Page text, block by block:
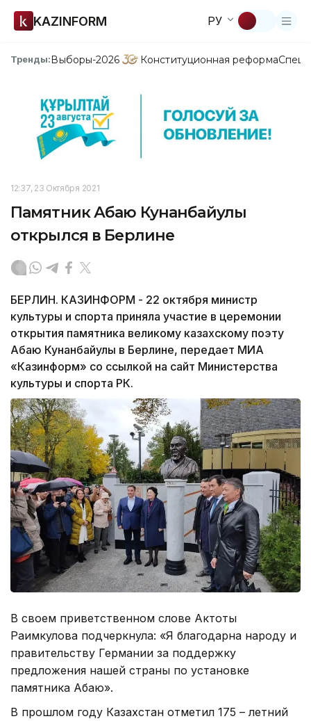
KAZINFORM РУ
Тренды:Выборы-2026 Конституционная реформа
12:37, 23 Октября 2021
Памятник Абаю Кунанбайулы
открылся в Берлине
БЕРЛИН. КАЗИНФОРМ - 22 октября министр
культуры и спорта приняла участие в церемонии
открытия памятника великому казахскому поэту
Абаю Кунанбайулы в Берлине, передает МИА
«Казинформ» со ссылкой на сайт Министерства
культуры и спорта РК.
В своем приветственном слове Актоты
Раимкулова подчеркнула: «Я благодарна народу и
правительству Германии за поддержку
предложения нашей страны по установке
памятника Абаю».
В прошлом году Казахстан отметил 175 – летний